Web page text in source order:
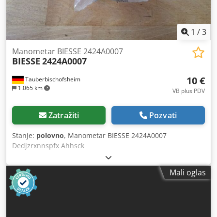
1 /3
Tauberbischofsheim
1.065 km
Manometar BIESSE 2424A0007
BIESSE 2424A0007
10 €
VB plus PDV
Zatražiti Pozvati
Stanje: polovno, Manometar BIESSE 2424A0007
Dedjzrxnnspfx Ahhsck
Mali oglas